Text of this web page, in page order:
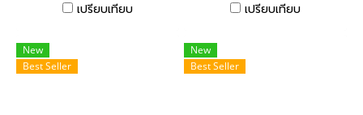
เปรียบเทียบ เปรียบเทียบ
New
Best Seller
New
Best Seller